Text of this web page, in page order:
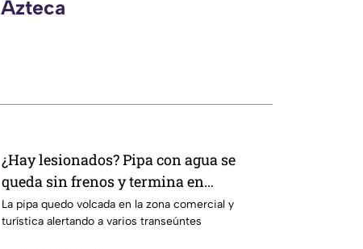
¿Hay lesionados? Pipa con agua se
queda sin frenos y termina en
volcadura en San José de Gracia
La pipa quedo volcada en la zona comercial y
turística alertando a varios transeúntes